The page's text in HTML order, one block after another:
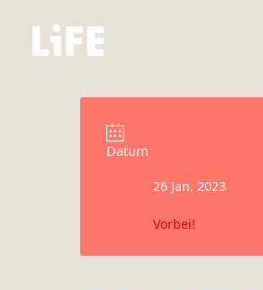
Datum
26 Jan. 2023
Vorbei!